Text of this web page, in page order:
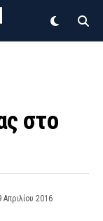
στο
Απριλίου 2016